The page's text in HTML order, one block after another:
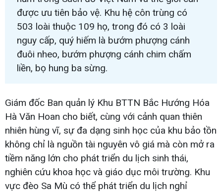
được ưu tiên bảo vệ. Khu hệ côn trùng có
503 loài thuộc 109 họ, trong đó có 3 loài
nguy cấp, quý hiếm là bướm phượng cánh
đuôi nheo, bướm phượng cánh chim chấm
liền, bọ hung ba sừng.
Giám đốc Ban quản lý Khu BTTN Bắc Hướng Hóa
Hà Văn Hoan cho biết, cùng với cảnh quan thiên
nhiên hùng vĩ, sự đa dạng sinh học của khu bảo tồn
không chỉ là nguồn tài nguyên vô giá mà còn mở ra
tiềm năng lớn cho phát triển du lịch sinh thái,
nghiên cứu khoa học và giáo dục môi trường. Khu
vực đèo Sa Mù có thể phát triển du lịch nghỉ